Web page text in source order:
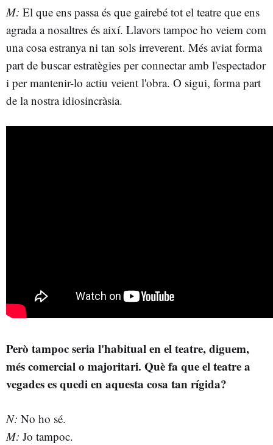
M: El que ens passa és que gairebé tot el teatre que ens
agrada a nosaltres és així. Llavors tampoc ho veiem com
una cosa estranya ni tan sols irreverent. Més aviat forma
part de buscar estratègies per connectar amb l'espectador
i per mantenir-lo actiu veient l'obra. O sigui, forma part
de la nostra idiosincràsia.
Però tampoc seria l'habitual en el teatre, diguem,
més comercial o majoritari. Què fa que el teatre a
vegades es quedi en aquesta cosa tan rígida?
N: No ho sé.
M: Jo tampoc.